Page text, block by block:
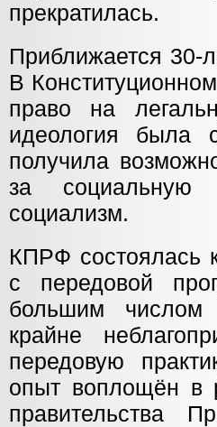
прекратилась.
Приближается 30-
В
право на
идеология была
получила
за социальную
социализм.
КПРФ состоялась
с передовой
большим числом
крайне
передовую
опыт воплощён в
правительства